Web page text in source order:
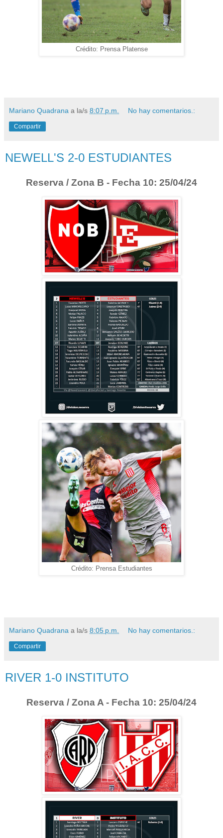
Crédito: Prensa Platense
Mariano Quadrana a la/s 8:07 p.m. No hay comentarios.:
Compartir
NEWELL'S 2-0 ESTUDIANTES
Reserva / Zona B - Fecha 10: 25/04/24
Crédito: Prensa Estudiantes
Mariano Quadrana a la/s 8:05 p.m. No hay comentarios.:
Compartir
RIVER 1-0 INSTITUTO
Reserva / Zona A - Fecha 10: 25/04/24